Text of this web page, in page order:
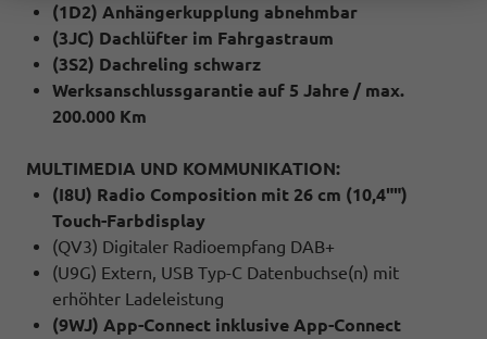
(1D2) Anhängerkupplung abnehmbar
(3JC) Dachlüfter im Fahrgastraum
(3S2) Dachreling schwarz
Werksanschlussgarantie auf 5 Jahre / max.
200.000 Km
MULTIMEDIA UND KOMMUNIKATION:
(I8U) Radio Composition mit 26 cm (10,4"")
Touch-Farbdisplay
(QV3) Digitaler Radioempfang DAB+
(U9G) Extern, USB Typ-C Datenbuchse(n) mit
erhöhter Ladeleistung
(9WJ) App-Connect inklusive App-Connect